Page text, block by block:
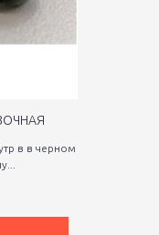
в в черном